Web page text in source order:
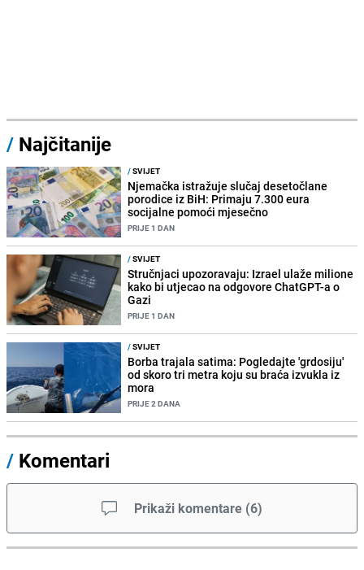
/ Najčitanije
/SVIJET
Njemačka istražuje slučaj desetočlane
porodice iz BiH: Primaju 7.300 eura
socijalne pomoći mjesečno
PRIJE 1 DAN
/SVIJET
Stručnjaci upozoravaju: Izrael ulaže milione
kako bi utjecao na odgovore ChatGPT-a o
Gazi
PRIJE 1 DAN
/SVIJET
Borba trajala satima: Pogledajte 'grdosiju'
od skoro tri metra koju su braća izvukla iz
mora
PRIJE 2 DANA
/ Komentari
Prikaži komentare (6)